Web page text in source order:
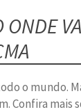
o mundo.
Confira